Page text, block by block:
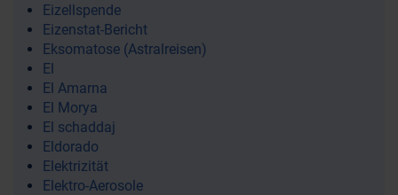
Eizellspende
Eizenstat-Bericht
Eksomatose (Astralreisen)
El
El Amarna
El Morya
El schaddaj
Eldorado
Elektrizität
Elektro-Aerosole